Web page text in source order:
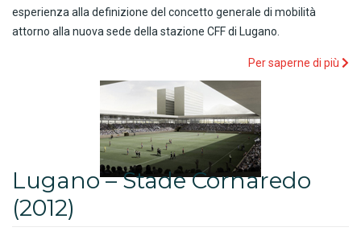
esperienza alla definizione del concetto generale di mobilità
attorno alla nuova sede della stazione CFF di Lugano.
Per saperne di più
Lugano – Stade Cornaredo
(2012)